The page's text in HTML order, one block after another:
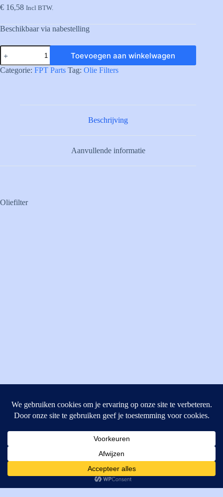
€ 16,58 Incl BTW.
Beschikbaar via nabestelling
5802711715
OIL
FILTER
aantal
Toevoegen aan winkelwagen
Categorie: FPT Parts Tag: Olie Filters
Beschrijving
Aanvullende informatie
Oliefilter
4462GE, Goes
T: +31 (0) 111-484438
M:parts@mitechniek.nl
VAT: NL862802295B01
Cookies helpen ons bij het leveren van onze diensten. Door
gebruik te maken van onze diensten, gaat u akkoord met ons
gebruik van cookies.